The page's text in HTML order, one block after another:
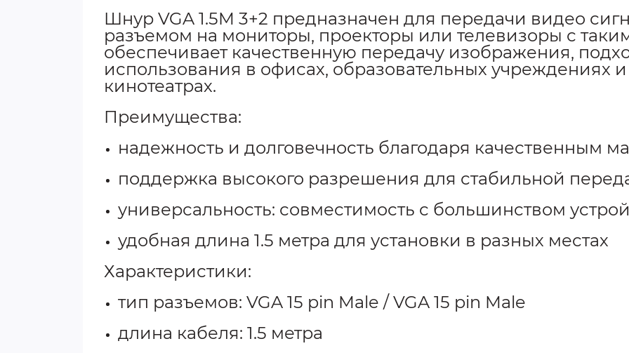
Шнур VGA 1.5M 3+2 предназначен для передачи видео
разъемом на мониторы, проекторы или телевизоры с
обеспечивает качественную передачу изображения,
использования в офисах, образовательных учреждениях
кинотеатрах.
Преимущества:
надежность и долговечность благодаря качественным
поддержка высокого разрешения для стабильной
универсальность: совместимость с большинством
удобная длина 1.5 метра для установки в разных местах
Характеристики:
тип разъемов: VGA 15 pin Male / VGA 15 pin Male
длина кабеля: 1.5 метра